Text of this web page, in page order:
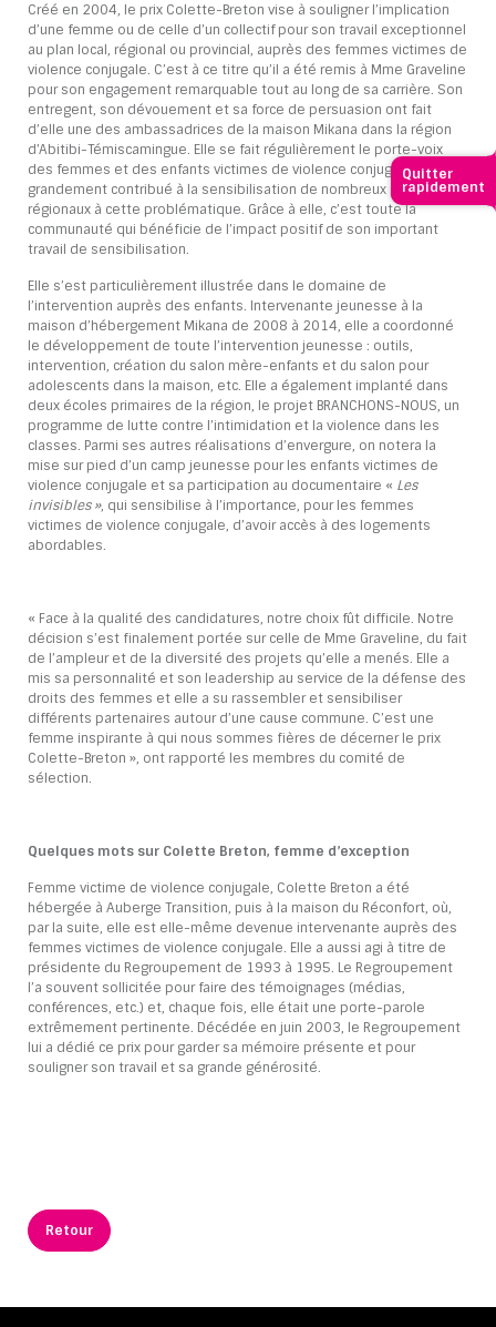
Quitter
rapidement
Créé en 2004, le prix Colette-Breton vise à souligner l’implication
d’une femme ou de celle d’un collectif pour son travail exceptionnel
au plan local, régional ou provincial, auprès des femmes victimes de
violence conjugale. C’est à ce titre qu’il a été remis à Mme Graveline
pour son engagement remarquable tout au long de sa carrière. Son
entregent, son dévouement et sa force de persuasion ont fait
d’elle une des ambassadrices de la maison Mikana dans la région
d’Abitibi-Témiscamingue. Elle se fait régulièrement le porte-voix
des femmes et des enfants victimes de violence conjugale, ce qui a
grandement contribué à la sensibilisation de nombreux partenaires
régionaux à cette problématique. Grâce à elle, c’est toute la
communauté qui bénéficie de l’impact positif de son important
travail de sensibilisation.
Elle s’est particulièrement illustrée dans le domaine de
l’intervention auprès des enfants. Intervenante jeunesse à la
maison d’hébergement Mikana de 2008 à 2014, elle a coordonné
le développement de toute l’intervention jeunesse : outils,
intervention, création du salon mère-enfants et du salon pour
adolescents dans la maison, etc. Elle a également implanté dans
deux écoles primaires de la région, le projet BRANCHONS-NOUS, un
programme de lutte contre l’intimidation et la violence dans les
classes. Parmi ses autres réalisations d’envergure, on notera la
mise sur pied d’un camp jeunesse pour les enfants victimes de
violence conjugale et sa participation au documentaire « Les
invisibles », qui sensibilise à l’importance, pour les femmes
victimes de violence conjugale, d’avoir accès à des logements
abordables.
« Face à la qualité des candidatures, notre choix fût difficile. Notre
décision s’est finalement portée sur celle de Mme Graveline, du fait
de l’ampleur et de la diversité des projets qu’elle a menés. Elle a
mis sa personnalité et son leadership au service de la défense des
droits des femmes et elle a su rassembler et sensibiliser
différents partenaires autour d’une cause commune. C’est une
femme inspirante à qui nous sommes fières de décerner le prix
Colette-Breton », ont rapporté les membres du comité de
sélection.
Quelques mots sur Colette Breton, femme d’exception
Femme victime de violence conjugale, Colette Breton a été
hébergée à Auberge Transition, puis à la maison du Réconfort, où,
par la suite, elle est elle-même devenue intervenante auprès des
femmes victimes de violence conjugale. Elle a aussi agi à titre de
présidente du Regroupement de 1993 à 1995. Le Regroupement
l’a souvent sollicitée pour faire des témoignages (médias,
conférences, etc.) et, chaque fois, elle était une porte-parole
extrêmement pertinente. Décédée en juin 2003, le Regroupement
lui a dédié ce prix pour garder sa mémoire présente et pour
souligner son travail et sa grande générosité.
Retour